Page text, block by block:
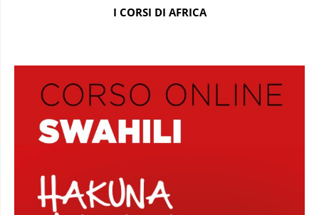
I CORSI DI AFRICA